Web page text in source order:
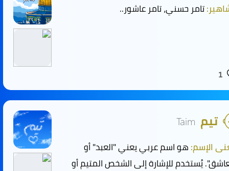
تامر حسني، تامر عاشور..
1
تيم Taim
الإسم:هو اسم عربي يعني "العبد" أو
يُستخدم للإشارة إلى الشخص المتيم أو